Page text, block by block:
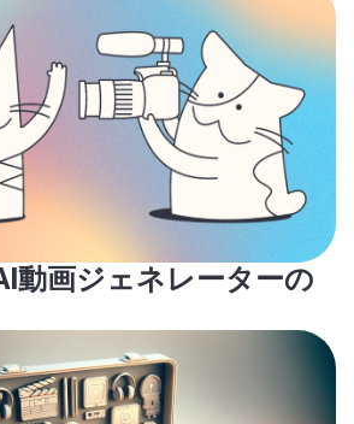
動画ジェネレーターの